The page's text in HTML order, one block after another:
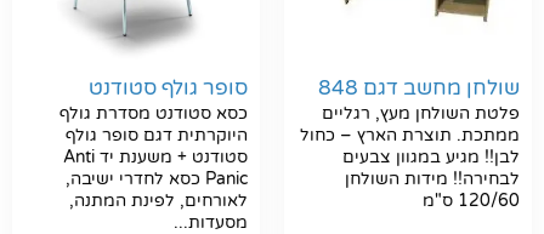
חפשו באתר
שולחן מחשב דגם 848
פלטת השולחן מעץ, רגליים
ממתכת. תוצרת הארץ – כחול
לבן!! מגיע במגוון צבעים
לבחירה!! מידות השולחן
120/60 ס"מ
סופר גולף סטודנט
כסא סטודנט מסדרת גולף
היוקרתית דגם סופר גולף
סטודנט + משענת יד Anti
Panic כסא לחדרי ישיבה,
לאורחים, לפינת המתנה,
מסעדות...